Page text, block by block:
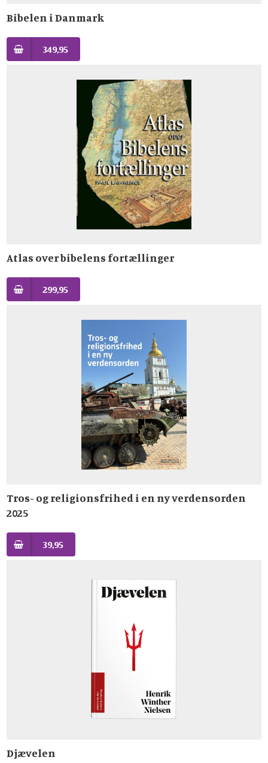
Bibelen i Danmark
349,95
Atlas over bibelens fortællinger
299,95
Tros- og religionsfrihed i en ny verdensorden
2025
39,95
Djævelen